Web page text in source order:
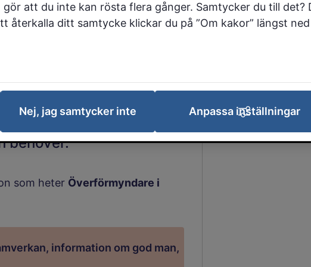
dig om du
juridiska, ekonomiska
till exempel handla om
att du har ett bra
och bidrag från
behöver.
som heter Överförmyndare i
information om god man,
att du inte kan rösta flera gånger. Samtycker du till det?
återkalla ditt samtycke klickar du på ”Om kakor” längst
Nej, jag samtycker inte Anpassa inställningar